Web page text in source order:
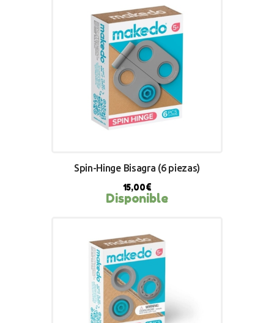
BUY NOW
Spin-Hinge Bisagra (6 piezas)
15,00€
Disponible